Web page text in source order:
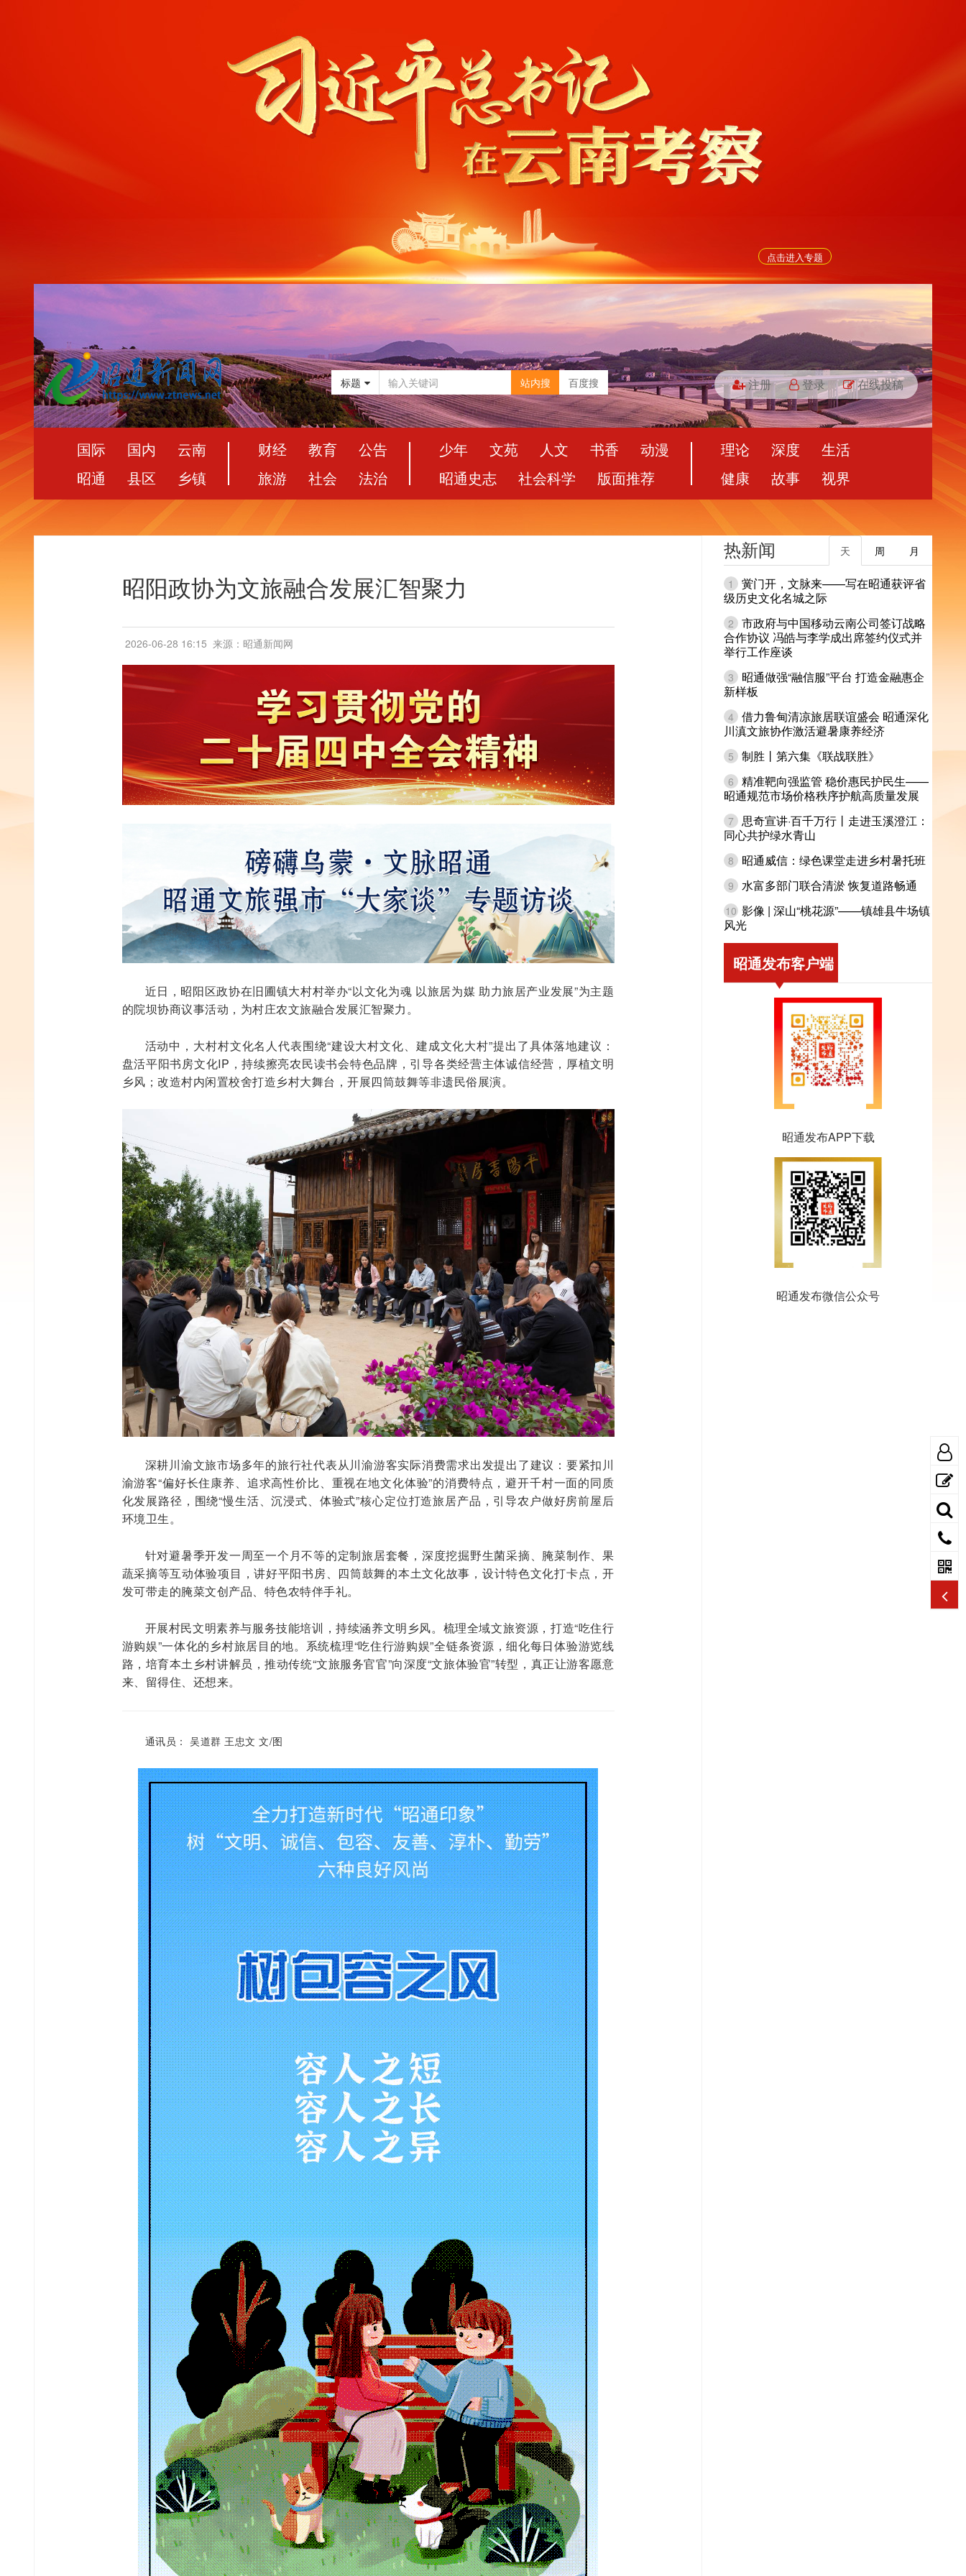
点击进入专题
标题 站内搜 百度搜 注册 登录 在线投稿
国际 国内
云南
昭通
县区 乡镇
财经 教育
公告
旅游
社会 法治
少年 文苑 人文 书香
动漫
昭通史志
社会科学 版面推荐
理论 深度
生活
健康
故事 视界
昭阳政协为文旅融合发展汇智聚力
2026-06-28 16:15 来源：昭通新闻网
近日，昭阳区政协在旧圃镇大村村举办“以文化为魂 以旅居为媒 助力旅居产业发展”为主题
的院坝协商议事活动，为村庄农文旅融合发展汇智聚力。
活动中，大村村文化名人代表围绕“建设大村文化、建成文化大村”提出了具体落地建议：
盘活平阳书房文化IP，持续擦亮农民读书会特色品牌，引导各类经营主体诚信经营，厚植文明
乡风；改造村内闲置校舍打造乡村大舞台，开展四筒鼓舞等非遗民俗展演。
深耕川渝文旅市场多年的旅行社代表从川渝游客实际消费需求出发提出了建议：要紧扣川
渝游客“偏好长住康养、追求高性价比、重视在地文化体验”的消费特点，避开千村一面的同质
化发展路径，围绕“慢生活、沉浸式、体验式”核心定位打造旅居产品，引导农户做好房前屋后
环境卫生。
针对避暑季开发一周至一个月不等的定制旅居套餐，深度挖掘野生菌采摘、腌菜制作、果
蔬采摘等互动体验项目，讲好平阳书房、四筒鼓舞的本土文化故事，设计特色文化打卡点，开
发可带走的腌菜文创产品、特色农特伴手礼。
开展村民文明素养与服务技能培训，持续涵养文明乡风。梳理全域文旅资源，打造“吃住行
游购娱”一体化的乡村旅居目的地。系统梳理“吃住行游购娱”全链条资源，细化每日体验游览线
路，培育本土乡村讲解员，推动传统“文旅服务官官”向深度“文旅体验官”转型，真正让游客愿意
来、留得住、还想来。
通讯员： 吴道群 王忠文 文/图
热新闻 月
周
天
1
黉门开，文脉来——写在昭通获评省
级历史文化名城之际
2 市政府与中国移动云南公司签订战略
合作协议 冯皓与李学成出席签约仪式并
举行工作座谈
3
昭通做强“融信服”平台 打造金融惠企
新样板
4 借力鲁甸清凉旅居联谊盛会 昭通深化
川滇文旅协作激活避暑康养经济
5 制胜丨第六集《联战联胜》
6 精准靶向强监管 稳价惠民护民生——
昭通规范市场价格秩序护航高质量发展
7 思奇宣讲·百千万行丨走进玉溪澄江：
同心共护绿水青山
8 昭通威信：绿色课堂走进乡村暑托班
9 水富多部门联合清淤 恢复道路畅通
10 影像 | 深山“桃花源”——镇雄县牛场镇
风光
昭通发布客户端
昭通发布APP下载
昭通发布微信公众号